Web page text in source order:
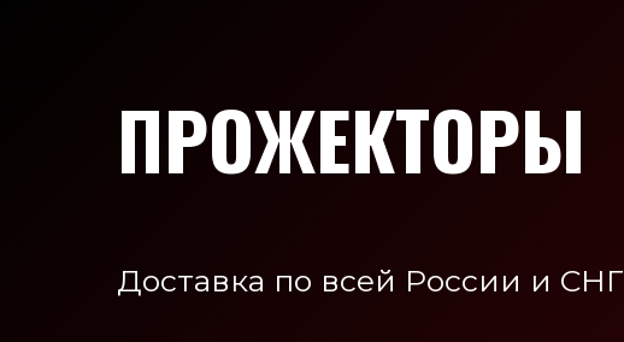
ПРОЖЕКТОРЫ
Доставка по всей России и СНГ